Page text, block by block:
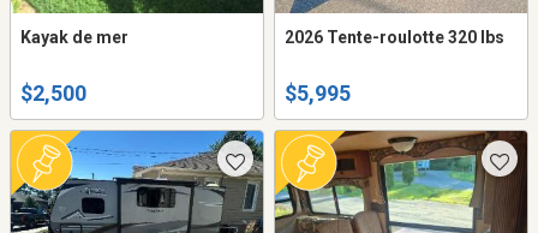
Kayak de mer
$2,500
2026 Tente-roulotte 320 lbs
$5,995